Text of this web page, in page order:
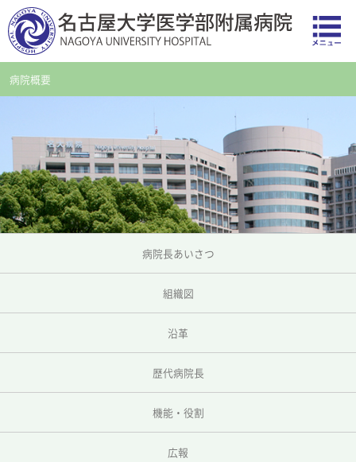
病院概要
病院長あいさつ
組織図
沿革
歴代病院長
機能・役割
広報